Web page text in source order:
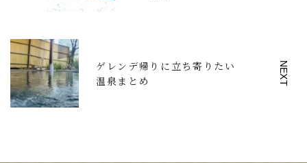
ゲレンデ帰りに立ち寄りたい
温泉まとめ
NEXT